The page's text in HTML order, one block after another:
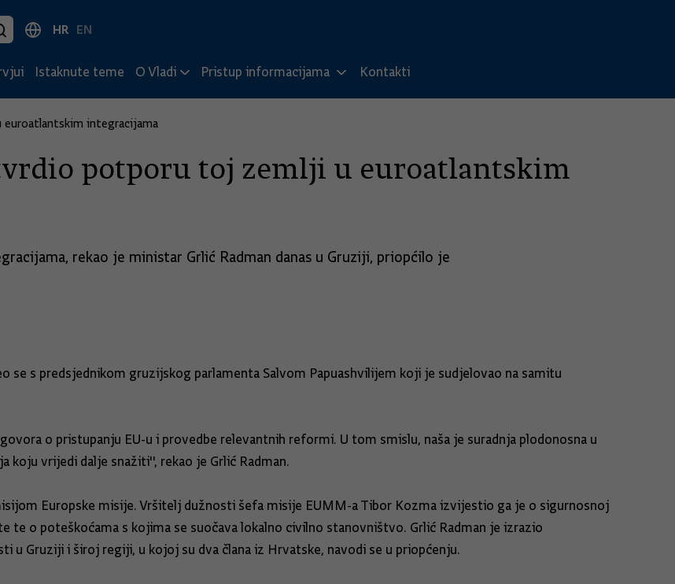
HR EN
Istaknute teme O Vladi Pristup informacijama Kontakti
integracijama
potporu toj zemlji u euroatlantskim
rekao je ministar Grlić Radman danas u Gruziji, priopćilo je
se s predsjednikom gruzijskog parlamenta Salvom Papuashvilijem koji je sudjelovao na samitu
o pristupanju EU-u i provedbe relevantnih reformi. U tom smislu, naša je suradnja plodonosna u
vrijedi dalje snažiti'', rekao je Grlić Radman.
Europske misije. Vršitelj dužnosti šefa misije EUMM-a Tibor Kozma izvijestio ga je o sigurnosnoj
o poteškoćama s kojima se suočava lokalno civilno stanovništvo. Grlić Radman je izrazio
u Gruziji i široj regiji, u kojoj su dva člana iz Hrvatske, navodi se u priopćenju.